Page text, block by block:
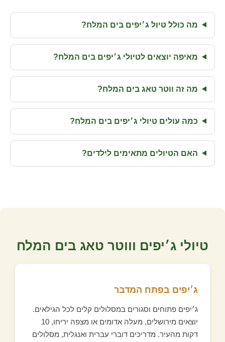
מה כולל טיול ג׳יפים בים המלח?
מאיפה יוצאים לטיולי ג׳יפים בים המלח?
מה זה ווטר טאג בים המלח?
כמה עולים טיולי ג׳יפים בים המלח?
האם הטיולים מתאימים לילדים?
טיולי ג׳יפים וווטר טאג בים המלח
ג׳יפים בפתח המדבר
ג׳יפים פתוחים וסגורים במסלולים קלים לכל הגילאים.
יוצאים מירושלים, מעלה אדומים או מצפה יריחו, 10
דקות מהעיר. מדריכים דוברי עברית ואנגלית, מסלולים